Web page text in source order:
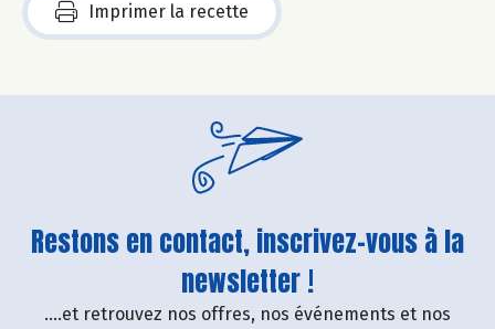
Imprimer la recette
Restons en contact, inscrivez-vous à la
newsletter !
....et retrouvez nos offres, nos événements et nos